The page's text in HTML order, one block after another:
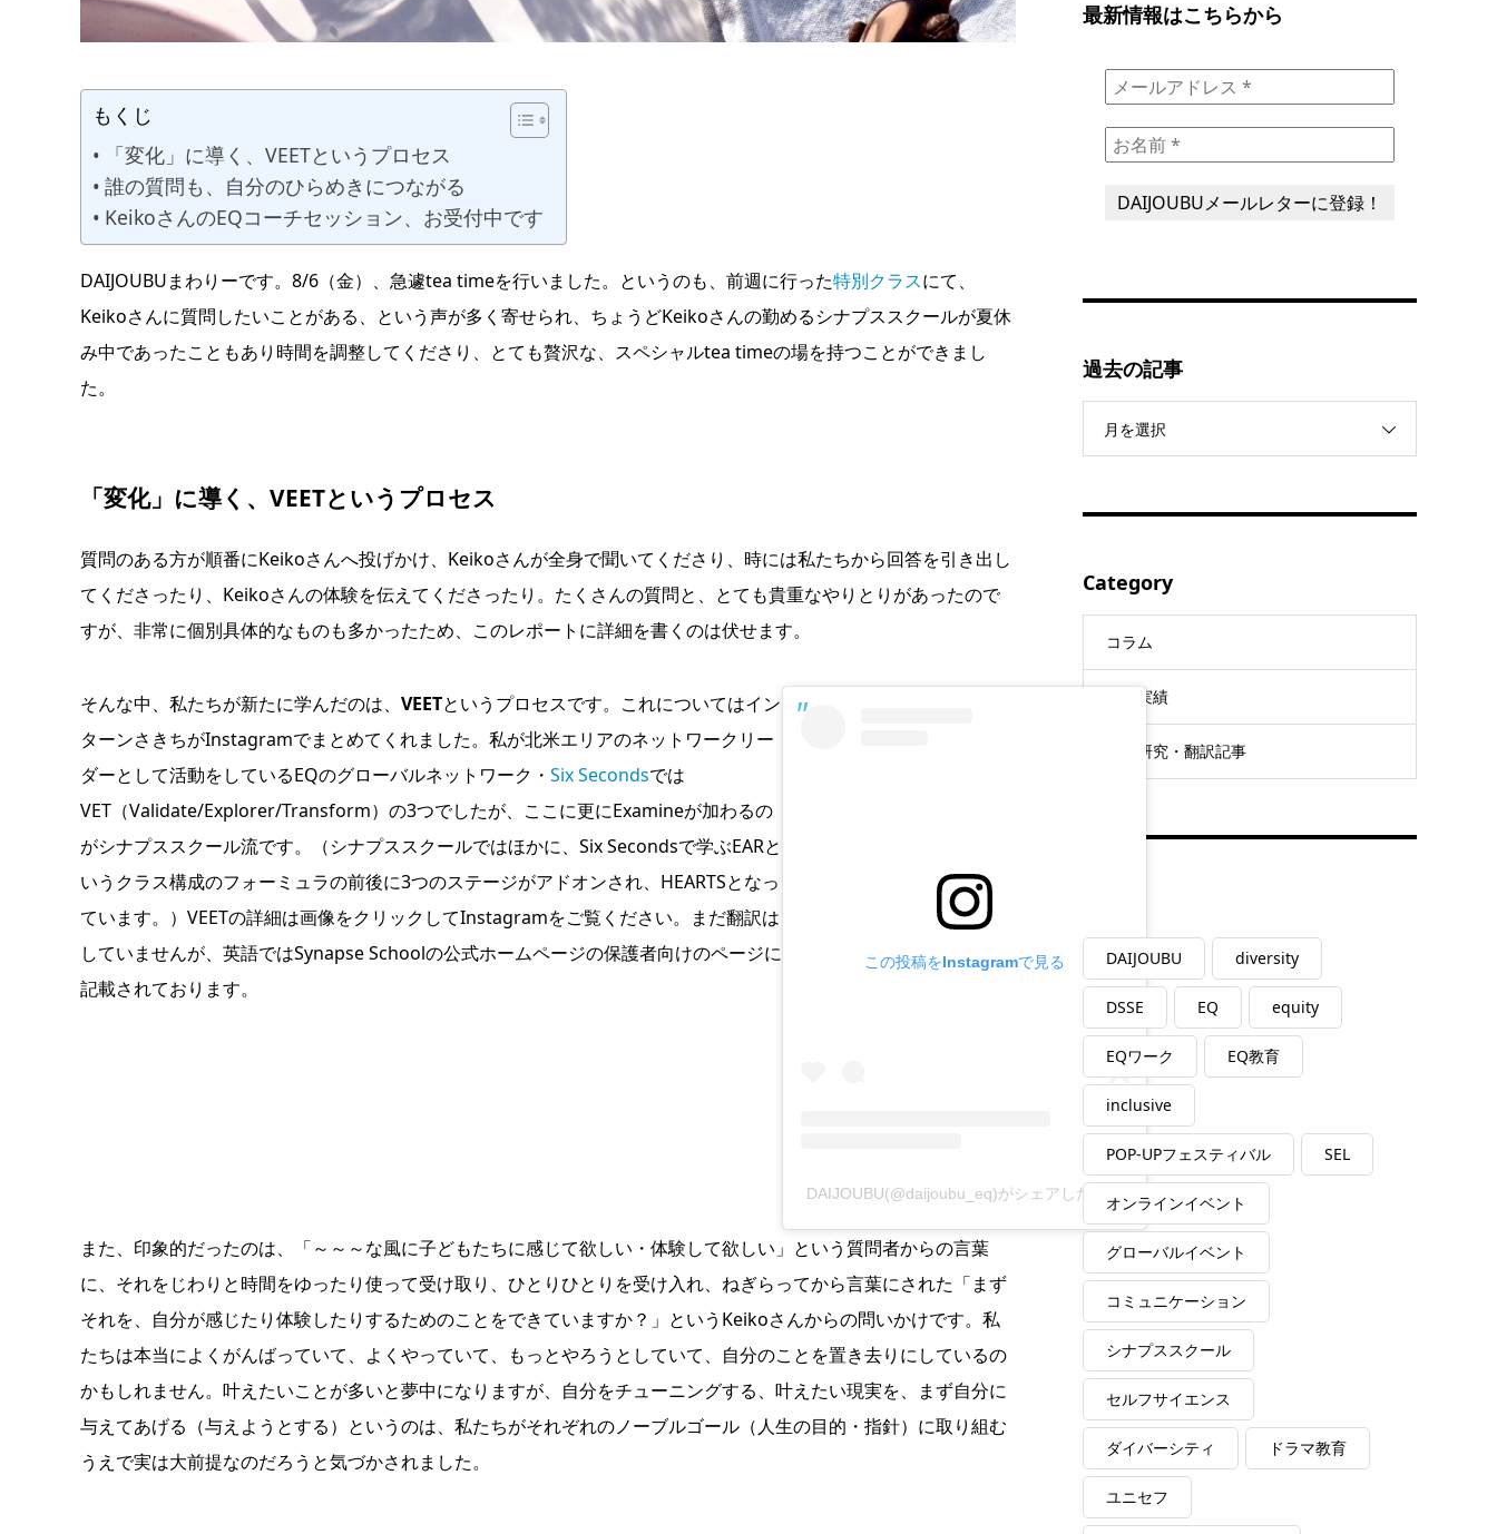
もくじ
「変化」に導く、VEETというプロセス
誰の質問も、自分のひらめきにつながる
KeikoさんのEQコーチセッション、お受付中です
DAIJOUBUまわりーです。8/6（金）、急遽tea timeを行いました。というのも、前週に行った特別クラスにて、
Keikoさんに質問したいことがある、という声が多く寄せられ、ちょうどKeikoさんの勤めるシナプススクールが夏休
み中であったこともあり時間を調整してくださり、とても贅沢な、スペシャルtea timeの場を持つことができまし
た。
「変化」に導く、VEETというプロセス
質問のある方が順番にKeikoさんへ投げかけ、Keikoさんが全身で聞いてくださり、時には私たちから回答を引き出し
てくださったり、Keikoさんの体験を伝えてくださったり。たくさんの質問と、とても貴重なやりとりがあったので
すが、非常に個別具体的なものも多かったため、このレポートに詳細を書くのは伏せます。
そんな中、私たちが新たに学んだのは、 VEETというプロセスです。これについてはイン
ターンさきちがInstagramでまとめてくれました。私が北米エリアのネットワークリー
ダーとして活動をしているEQのグローバルネットワーク・ Six Secondsでは
VET（Validate/Explorer/Transform）の3つでしたが、ここに更にExamineが加わるの
がシナプススクール流です。（シナプススクールではほかに、Six Secondsで学ぶEARと
いうクラス構成のフォーミュラの前後に3つのステージがアドオンされ、HEARTSとなっ
ています。）VEETの詳細は画像をクリックしてInstagramをご覧ください。まだ翻訳は
していませんが、英語ではSynapse Schoolの公式ホームページの保護者向けのページに
記載されております。
この投稿をInstagramで見る
DAIJOUBU(@daijoubu_eq)がシェアした投稿
また、印象的だったのは、「～～～な風に子どもたちに感じて欲しい・体験して欲しい」という質問者からの言葉
に、それをじわりと時間をゆったり使って受け取り、ひとりひとりを受け入れ、ねぎらってから言葉にされた「まず
それを、自分が感じたり体験したりするためのことをできていますか？」というKeikoさんからの問いかけです。私
たちは本当によくがんばっていて、よくやっていて、もっとやろうとしていて、自分のことを置き去りにしているの
かもしれません。叶えたいことが多いと夢中になりますが、自分をチューニングする、叶えたい現実を、まず自分に
与えてあげる（与えようとする）というのは、私たちがそれぞれのノーブルゴール（人生の目的・指針）に取り組む
うえで実は大前提なのだろうと気づかされました。
最新情報はこちらから
過去の記事
月を選択
Category
コラム
活動実績
調査研究・翻訳記事
DAIJOUBU diversity
DSSE EQ equity
EQワーク EQ教育
inclusive
POP-UPフェスティバル SEL
オンラインイベント
グローバルイベント
コミュニケーション
シナプススクール
セルフサイエンス
ダイバーシティ ドラマ教育
ユニセフ